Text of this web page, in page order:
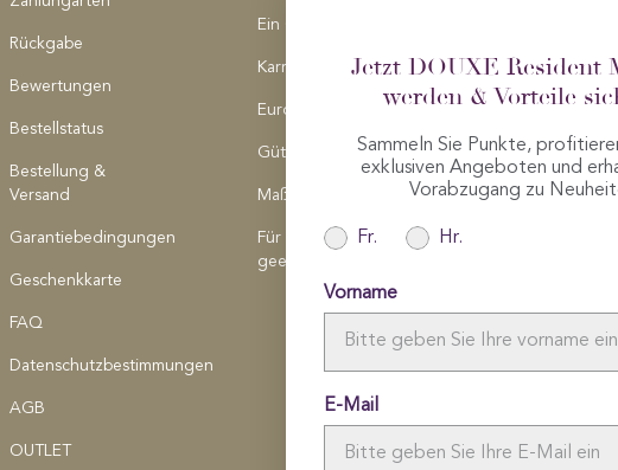
Rückgabe
Bewertungen
Bestellstatus
Bestellung &
Versand
Garantiebedingungen
Geschenkkarte
FAQ
Datenschutzbestimmungen
AGB
OUTLET
Ein Geschäft Finden
Karriere
Europäische Qualität
Gütesiegel
Maßanfertigung
Für Allergiker
geeignet
Jetzt DOUXE Resident
werden & Vorteile
Sammeln Sie Punkte,
exklusiven Angeboten und
Vorabzugang zu
Fr. Hr.
Vorname
E-Mail